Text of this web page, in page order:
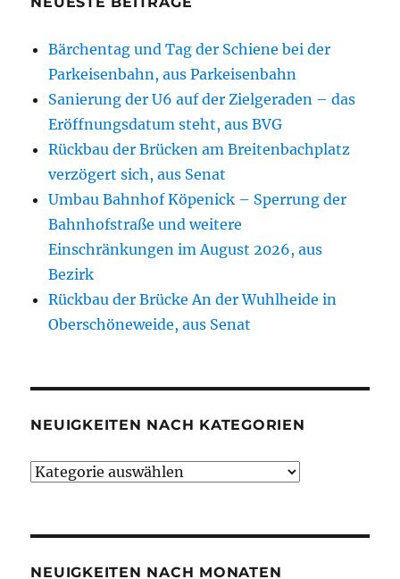
Bärchentag und Tag der Schiene bei der
Parkeisenbahn, aus Parkeisenbahn
Sanierung der U6 auf der Zielgeraden – das
Eröffnungsdatum steht, aus BVG
Rückbau der Brücken am Breitenbachplatz
verzögert sich, aus Senat
Umbau Bahnhof Köpenick – Sperrung der
Bahnhofstraße und weitere
Einschränkungen im August 2026, aus
Bezirk
Rückbau der Brücke An der Wuhlheide in
Oberschöneweide, aus Senat
NEUIGKEITEN NACH KATEGORIEN
Neuigkeiten
NEUIGKEITEN NACH MONATEN